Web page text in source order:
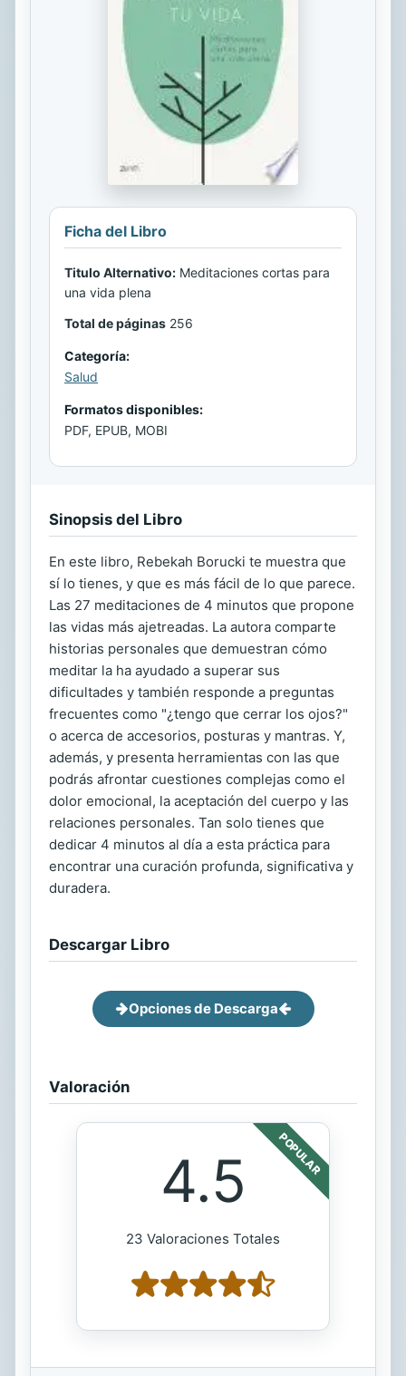
Ficha del Libro
Titulo Alternativo: Meditaciones cortas para
una vida plena
Total de páginas 256
Categoría:
Salud
Formatos disponibles:
PDF, EPUB, MOBI
Sinopsis del Libro
En este libro, Rebekah Borucki te muestra que
sí lo tienes, y que es más fácil de lo que parece.
Las 27 meditaciones de 4 minutos que propone
las vidas más ajetreadas. La autora comparte
historias personales que demuestran cómo
meditar la ha ayudado a superar sus
dificultades y también responde a preguntas
frecuentes como "¿tengo que cerrar los ojos?"
o acerca de accesorios, posturas y mantras. Y,
además, y presenta herramientas con las que
podrás afrontar cuestiones complejas como el
dolor emocional, la aceptación del cuerpo y las
relaciones personales. Tan solo tienes que
dedicar 4 minutos al día a esta práctica para
encontrar una curación profunda, significativa y
duradera.
Descargar Libro
Opciones de Descarga
Valoración
POPULAR
4.5
23 Valoraciones Totales